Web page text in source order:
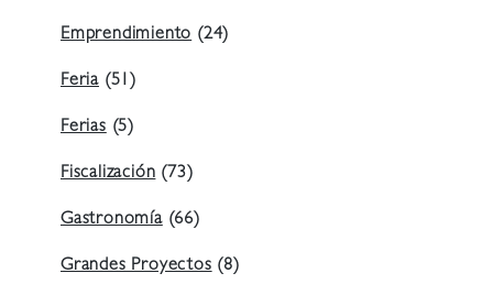
Emprendimiento(24)
Feria (51)
Ferias(5)
Fiscalización(73)
Gastronomía(66)
Grandes Proyectos(8)